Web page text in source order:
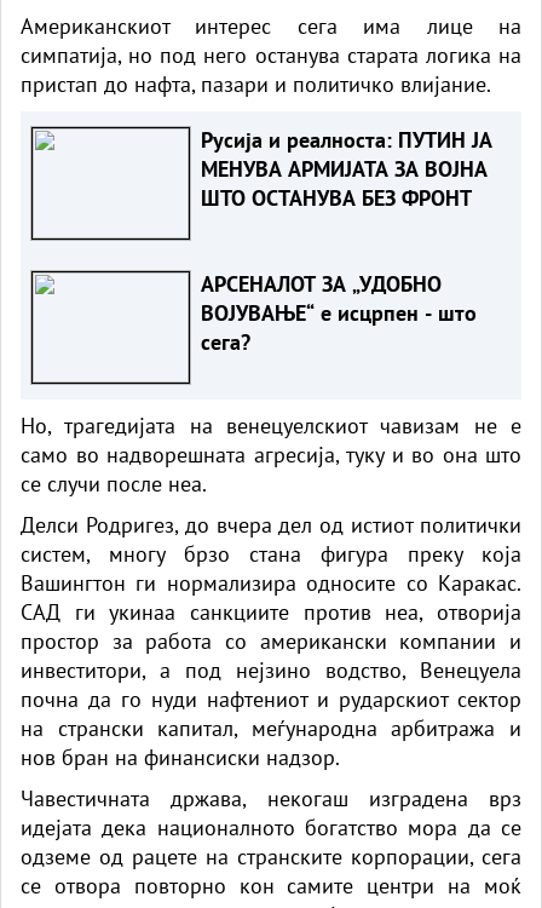
Американскиот интерес сега има лице на
симпатија, но под него останува старата логика на
пристап до нафта, пазари и политичко влијание.
Русија и реалноста: ПУТИН ЈА
МЕНУВА АРМИЈАТА ЗА ВОЈНА
ШТО ОСТАНУВА БЕЗ ФРОНТ
АРСЕНАЛОТ ЗА „УДОБНО
ВОЈУВАЊЕ“ е исцрпен - што
сега?
Но, трагедијата на венецуелскиот чавизам не е
само во надворешната агресија, туку и во она што
се случи после неа.
Делси Родригез, до вчера дел од истиот политички
систем, многу брзо стана фигура преку која
Вашингтон ги нормализира односите со Каракас.
САД ги укинаа санкциите против неа, отворија
простор за работа со американски компании и
инвеститори, а под нејзино водство, Венецуела
почна да го нуди нафтениот и рударскиот сектор
на странски капитал, меѓународна арбитража и
нов бран на финансиски надзор.
Чавeстичната држава, некогаш изградена врз
идејата дека националното богатство мора да се
одземе од рацете на странските корпорации, сега
се отвора повторно кон самите центри на моќ